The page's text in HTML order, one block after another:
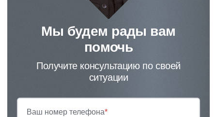
Мы будем рады вам
помочь
Получите консультацию по своей
ситуации
Ваш номер телефона*